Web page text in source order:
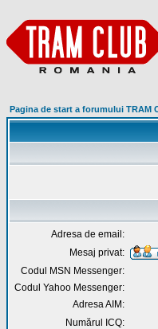
Pagina de start a forumului TRAM
Adresa de email:
Mesaj privat:
Codul MSN Messenger:
Codul Yahoo Messenger:
Adresa AIM:
Numărul ICQ: